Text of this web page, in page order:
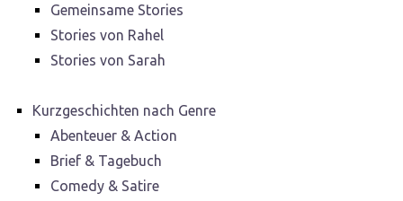
Gemeinsame Stories
Stories von Rahel
Stories von Sarah
Kurzgeschichten nach Genre
Abenteuer & Action
Brief & Tagebuch
Comedy & Satire